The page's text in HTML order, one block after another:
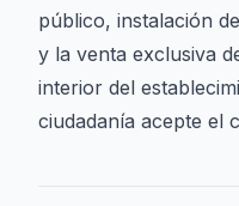
público, instalación
y la venta exclusiva
interior del
ciudadanía acepte el